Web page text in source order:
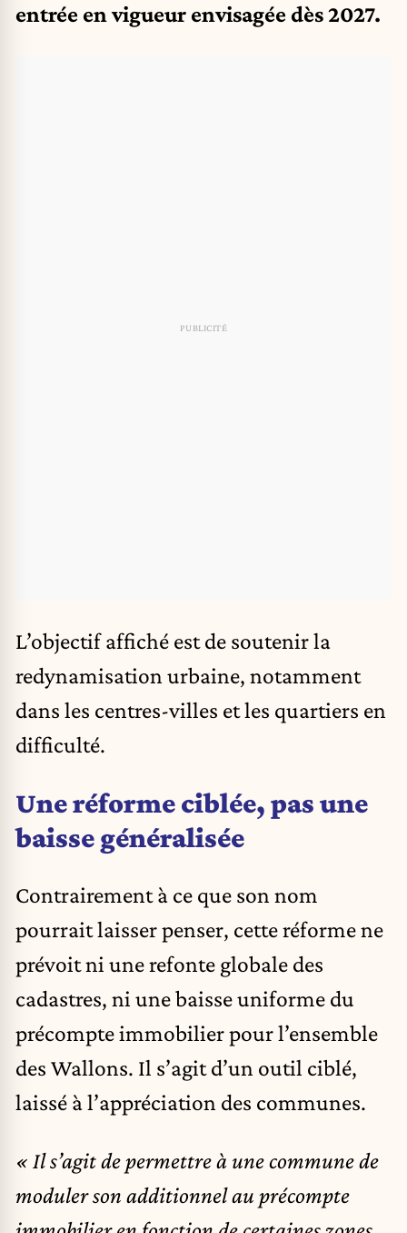
entrée en vigueur envisagée dès 2027.
L’objectif affiché est de soutenir la
redynamisation urbaine, notamment
dans les centres-villes et les quartiers en
difficulté.
Une réforme ciblée, pas une
baisse généralisée
Contrairement à ce que son nom
pourrait laisser penser, cette réforme ne
prévoit ni une refonte globale des
cadastres, ni une baisse uniforme du
précompte immobilier pour l’ensemble
des Wallons. Il s’agit d’un outil ciblé,
laissé à l’appréciation des communes.
« Il s’agit de permettre à une commune de
moduler son additionnel au précompte